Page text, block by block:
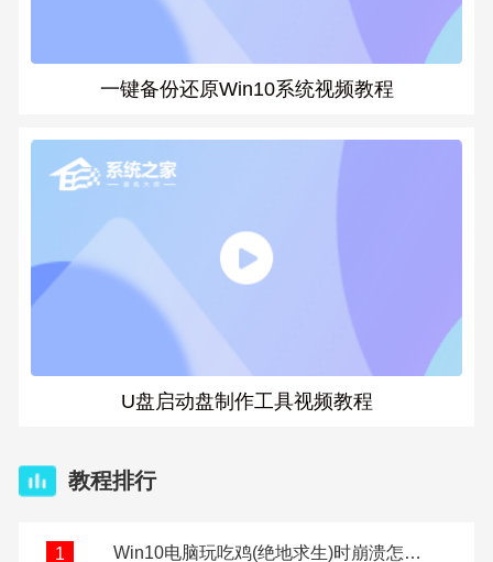
一键备份还原Win10系统视频教程
U盘启动盘制作工具视频教程
教程排行
1 Win10电脑玩吃鸡(绝地求生)时崩溃怎么办？